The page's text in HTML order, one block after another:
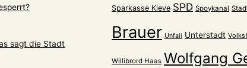
sagt die Stadt
Sparkasse Kleve SPD Spoykanal
Brauer Unfall Unterstadt
Willibrord Haas Wolfgang